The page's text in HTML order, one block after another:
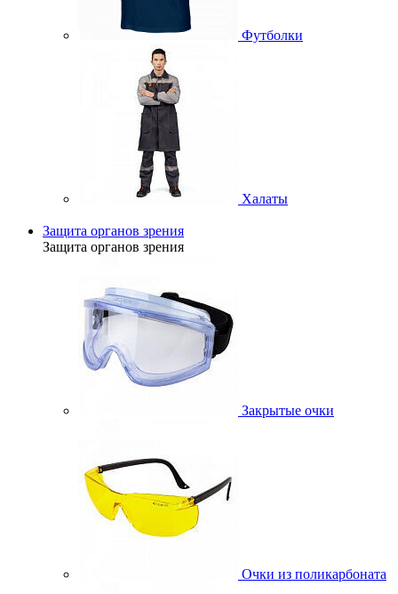
Футболки
Халаты
Защита органов зрения
Защита органов зрения
Закрытые очки
Очки из поликарбоната